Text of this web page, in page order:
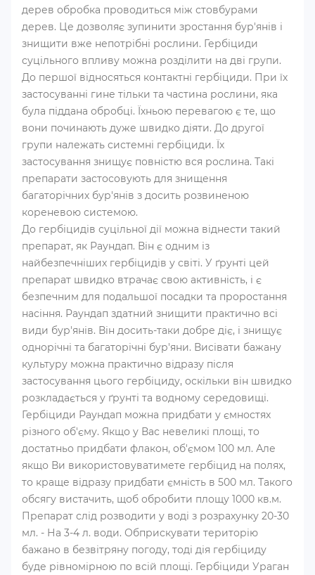
дерев обробка проводиться між стовбурами
дерев. Це дозволяє зупинити зростання бур'янів і
знищити вже непотрібні рослини. Гербіциди
суцільного впливу можна розділити на дві групи.
До першої відносяться контактні гербіциди. При їх
застосуванні гине тільки та частина рослини, яка
була піддана обробці. Їхньою перевагою є те, що
вони починають дуже швидко діяти. До другої
групи належать системні гербіциди. Їх
застосування знищує повністю вся рослина. Такі
препарати застосовують для знищення
багаторічних бур'янів з досить розвиненою
кореневою системою.
До гербіцидів суцільної дії можна віднести такий
препарат, як Раундап. Він є одним із
найбезпечніших гербіцидів у світі. У ґрунті цей
препарат швидко втрачає свою активність, і є
безпечним для подальшої посадки та проростання
насіння. Раундап здатний знищити практично всі
види бур'янів. Він досить-таки добре діє, і знищує
однорічні та багаторічні бур'яни. Висівати бажану
культуру можна практично відразу після
застосування цього гербіциду, оскільки він швидко
розкладається у ґрунті та водному середовищі.
Гербіциди Раундап можна придбати у ємностях
різного об'єму. Якщо у Вас невеликі площі, то
достатньо придбати флакон, об'ємом 100 мл. Але
якщо Ви використовуватимете гербіцид на полях,
то краще відразу придбати ємність в 500 мл. Такого
обсягу вистачить, щоб обробити площу 1000 кв.м.
Препарат слід розводити у воді з розрахунку 20-30
мл. - На 3-4 л. води. Обприскувати територію
бажано в безвітряну погоду, тоді дія гербіциду
буде рівномірною по всій площі. Гербіциди Ураган